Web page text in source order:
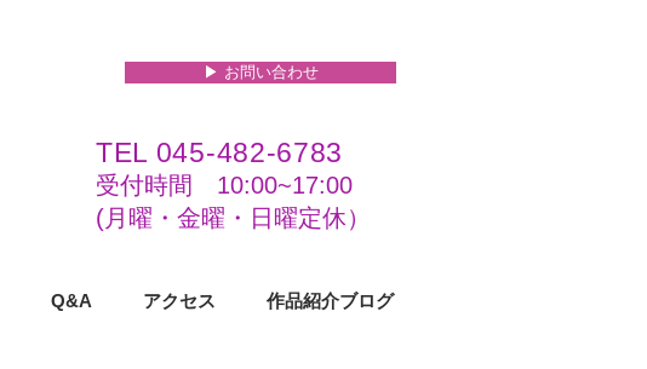
▶︎ お問い合わせ
TEL 045-482-6783
受付時間 10:00~17:00​​​
(​月曜・金曜・日曜定休）
Q&A アクセス 作品紹介ブログ